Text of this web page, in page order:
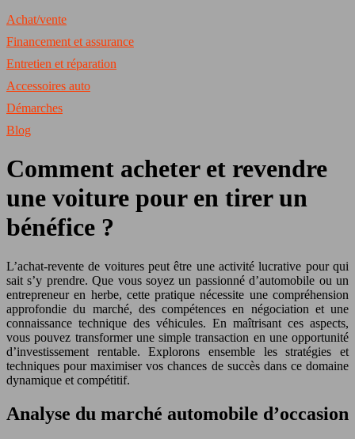
Achat/vente
Financement et assurance
Entretien et réparation
Accessoires auto
Démarches
Blog
Comment acheter et revendre
une voiture pour en tirer un
bénéfice ?
L’achat-revente de voitures peut être une activité lucrative pour qui
sait s’y prendre. Que vous soyez un passionné d’automobile ou un
entrepreneur en herbe, cette pratique nécessite une compréhension
approfondie du marché, des compétences en négociation et une
connaissance technique des véhicules. En maîtrisant ces aspects,
vous pouvez transformer une simple transaction en une opportunité
d’investissement rentable. Explorons ensemble les stratégies et
techniques pour maximiser vos chances de succès dans ce domaine
dynamique et compétitif.
Analyse du marché automobile d’occasion